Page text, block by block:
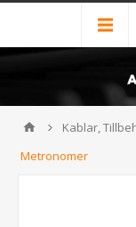
Kablar,
Metronomer